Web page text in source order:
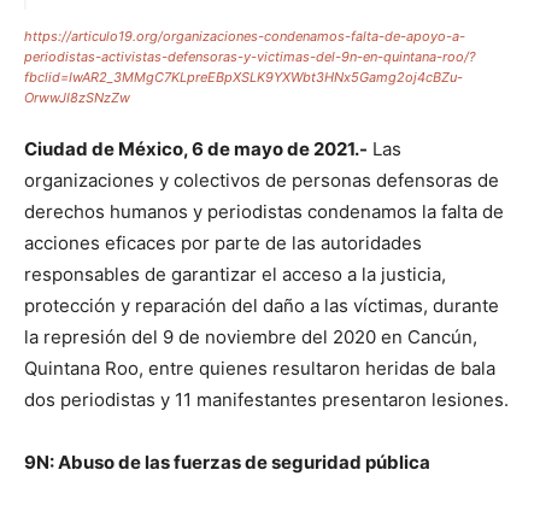
https://articulo19.org/organizaciones-condenamos-falta-de-apoyo-a-
periodistas-activistas-defensoras-y-victimas-del-9n-en-quintana-roo/?
fbclid=IwAR2_3MMgC7KLpreEBpXSLK9YXWbt3HNx5Gamg2oj4cBZu-
OrwwJI8zSNzZw
Ciudad de México, 6 de mayo de 2021.- Las
organizaciones y colectivos de personas defensoras de
derechos humanos y periodistas condenamos la falta de
acciones eficaces por parte de las autoridades
responsables de garantizar el acceso a la justicia,
protección y reparación del daño a las víctimas, durante
la represión del 9 de noviembre del 2020 en Cancún,
Quintana Roo, entre quienes resultaron heridas de bala
dos periodistas y 11 manifestantes presentaron lesiones.
9N: Abuso de las fuerzas de seguridad pública